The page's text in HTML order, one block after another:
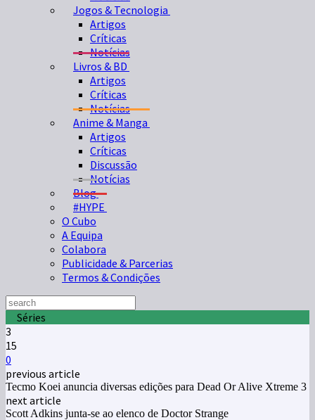
Jogos & Tecnologia
Artigos
Críticas
Notícias
Livros & BD
Artigos
Críticas
Notícias
Anime & Manga
Artigos
Críticas
Discussão
Notícias
Blog
#HYPE
O Cubo
A Equipa
Colabora
Publicidade & Parcerias
Termos & Condições
Séries
3
15
0
previous article
Tecmo Koei anuncia diversas edições para Dead Or Alive Xtreme 3
next article
Scott Adkins junta-se ao elenco de Doctor Strange